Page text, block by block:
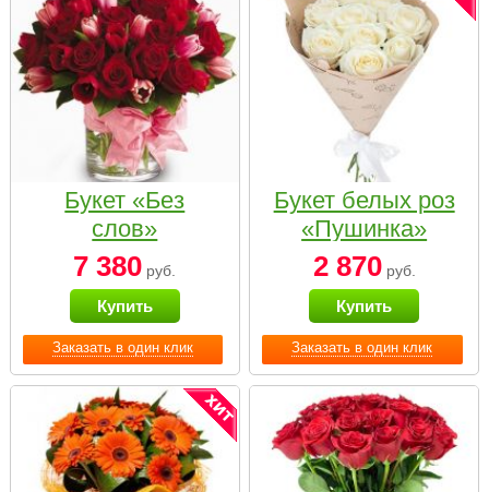
Заказать в один клик
Букет «Без
слов»
7 380 руб.
Купить
Заказать в один клик
Букет белых роз
«Пушинка»
2 870руб.
Купить